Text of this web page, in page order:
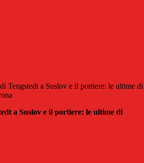
Tengstedt a Suslov e il portiere: le ultime di
a Suslov e il portiere: le ultime di